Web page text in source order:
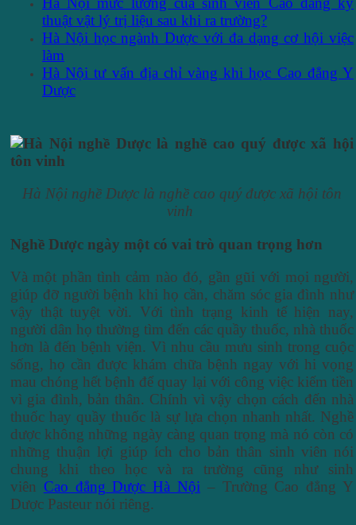
thuật vật lý trị liệu sau khi ra trường?
Hà Nội học ngành Dược với đa dạng cơ hội việc
làm
Hà Nội tư vấn địa chỉ vàng khi học Cao đẳng Y
Dược
Hà Nội nghề Dược là nghề cao quý được xã hội tôn
vinh
Nghề Dược ngày một có vai trò quan trọng hơn
Và một phần tình cảm nào đó, gần gũi với mọi người,
giúp đỡ người bệnh khi họ cần, chăm sóc gia đình như
vậy thật tuyệt vời. Với tình trạng kinh tế hiện nay,
người dân họ thường tìm đến các quầy thuốc, nhà thuốc
hơn là đến bệnh viện. Vì nhu cầu mưu sinh trong cuộc
sống, họ cần được khám chữa bệnh ngay với hi vọng
mau chóng hết bệnh để quay lại với công việc kiếm tiền
vì gia đình, bản thân. Chính vì vậy chọn cách đến nhà
thuốc hay quầy thuốc là sự lựa chọn nhanh nhất. Nghề
dược không những ngày càng quan trọng mà nó còn có
những thuận lợi giúp ích cho bản thân sinh viên nói
chung khi theo học và ra trường cũng như sinh
viên Cao đẳng Dược Hà Nội – Trường Cao đẳng Y
Dược Pasteur nói riêng.